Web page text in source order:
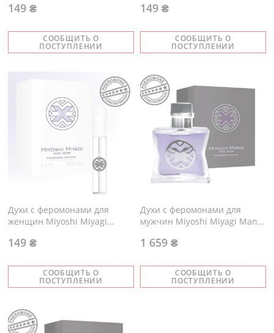
СООБЩИТЬ О
ПОСТУПЛЕНИИ
149 ₴
СООБЩИТЬ О
ПОСТУПЛЕНИИ
149 ₴
Духи с феромонами для
женщин Miyoshi Miyagi
СООБЩИТЬ О
ПОСТУПЛЕНИИ
149 ₴
Духи с феромонами для
мужчин Miyoshi Miyagi Man
СООБЩИТЬ О
ПОСТУПЛЕНИИ
1 659 ₴